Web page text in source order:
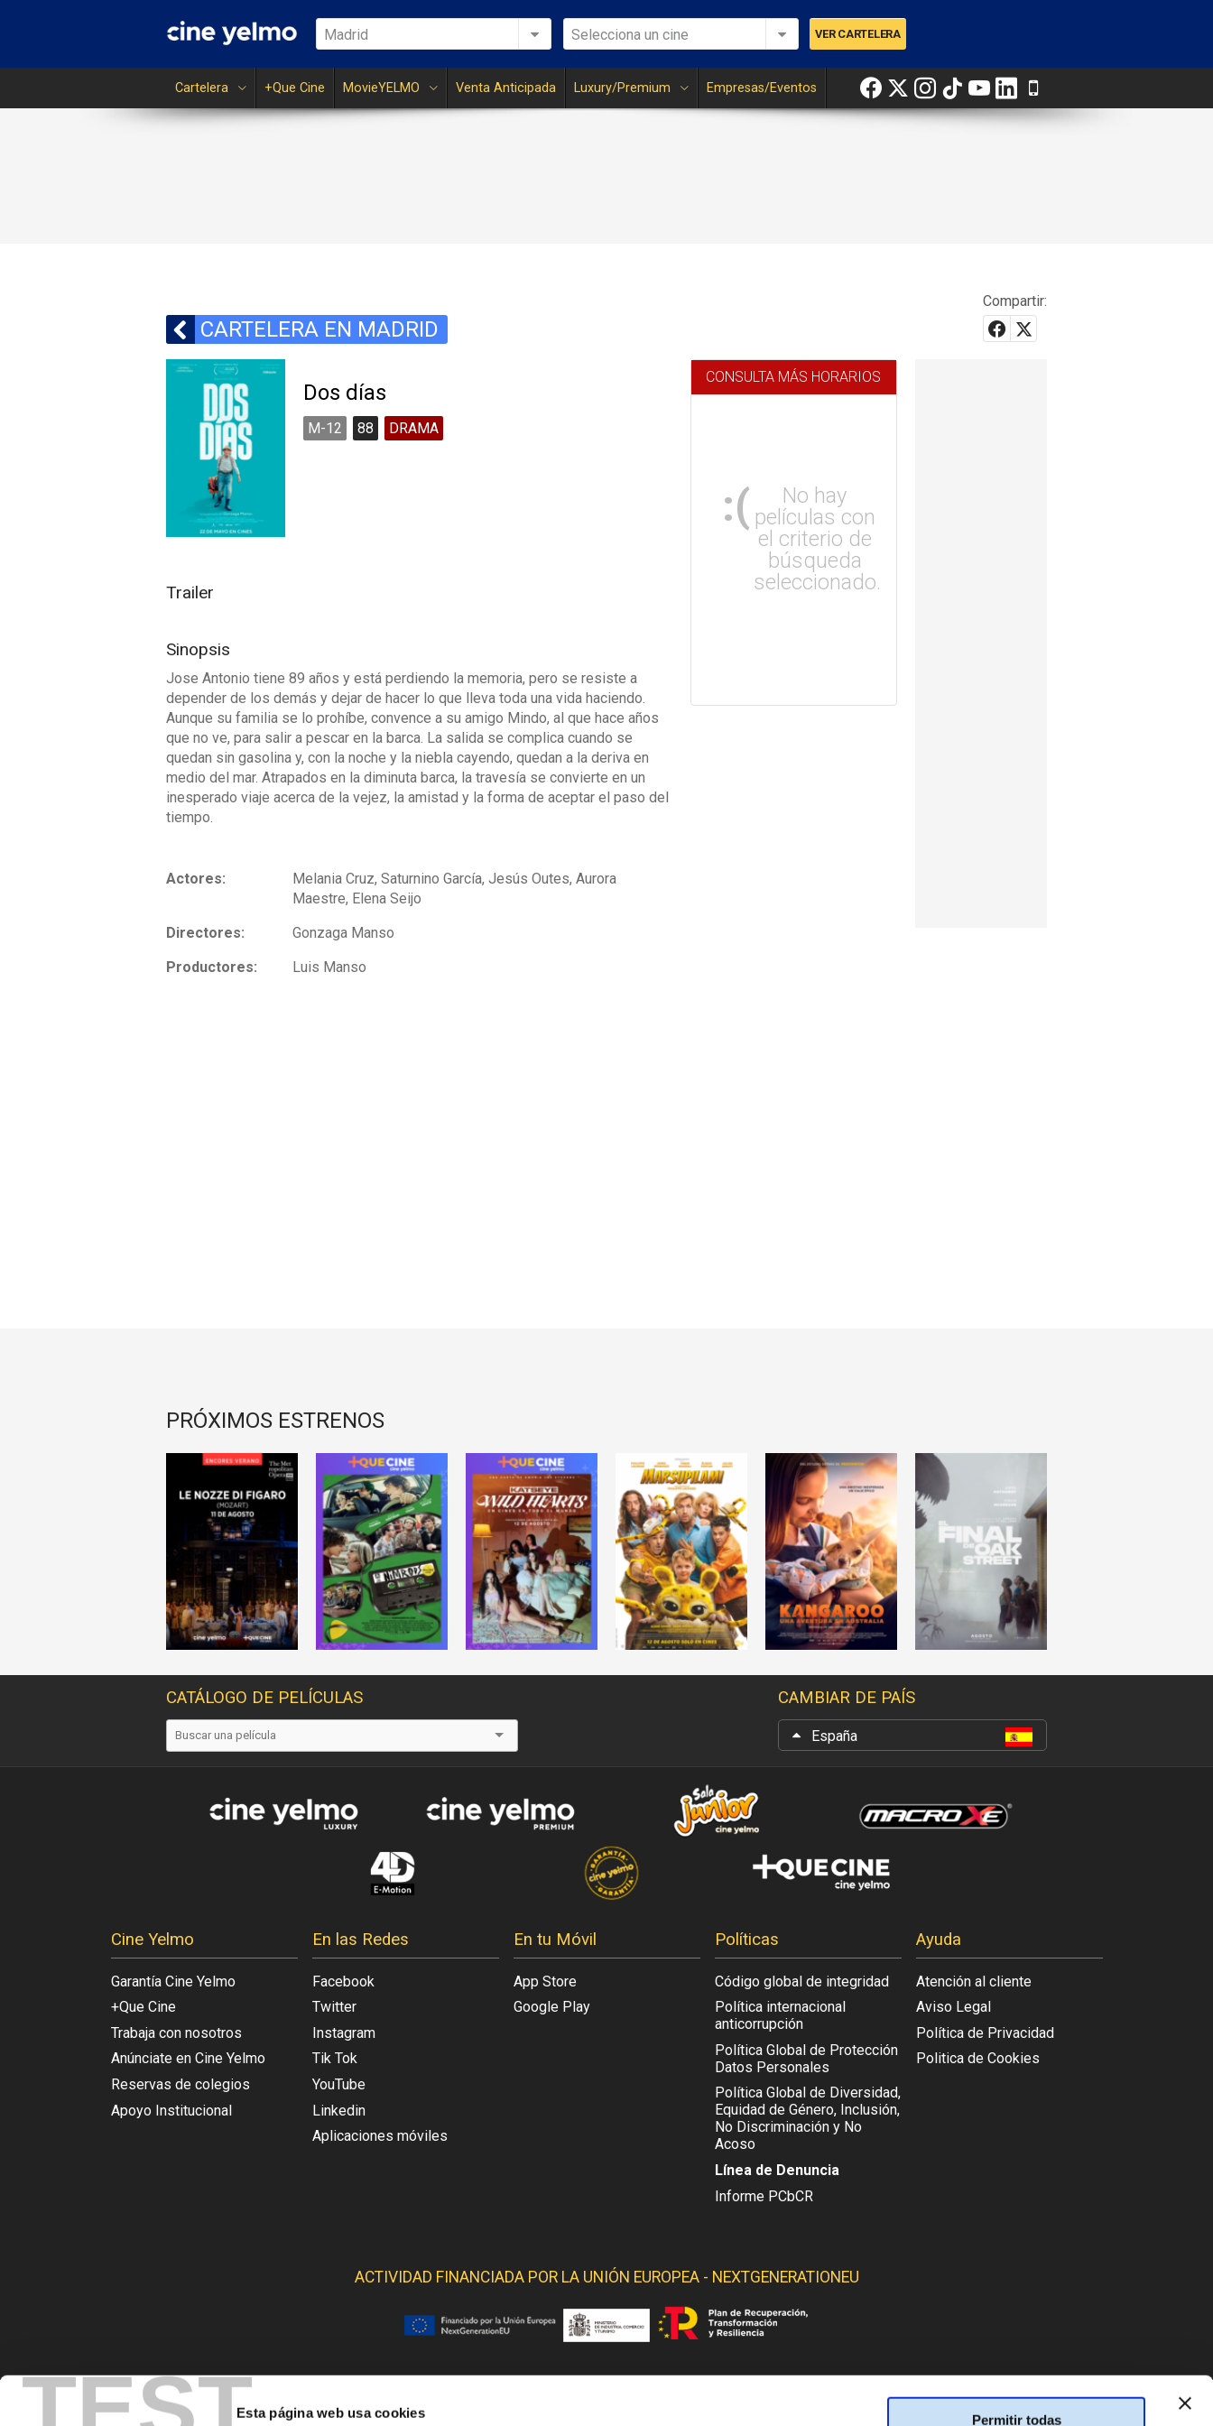
Esta página web usa cookies Permitir todas
Madrid Selecciona un cine
Cartelera +Que Cine MovieYELMO Venta Anticipada Luxury/Premium Empresas/Eventos
CARTELERA EN MADRID
Compartir:
Dos días
M-12 88 DRAMA
Trailer
Sinopsis
Jose Antonio tiene 89 años y está perdiendo la memoria, pero se resiste a
depender de los demás y dejar de hacer lo que lleva toda una vida haciendo.
Aunque su familia se lo prohíbe, convence a su amigo Mindo, al que hace años
que no ve, para salir a pescar en la barca. La salida se complica cuando se
quedan sin gasolina y, con la noche y la niebla cayendo, quedan a la deriva en
medio del mar. Atrapados en la diminuta barca, la travesía se convierte en un
inesperado viaje acerca de la vejez, la amistad y la forma de aceptar el paso del
tiempo.
Actores:
Melania Cruz, Saturnino García, Jesús Outes, Aurora
Maestre, Elena Seijo
Directores:
Gonzaga Manso
Productores:
Luis Manso
CONSULTA MÁS HORARIOS
:(
No hay
películas con
el criterio de
búsqueda
seleccionado.
PRÓXIMOS ESTRENOS
CATÁLOGO DE PELÍCULAS CAMBIAR DE PAÍS
España
Cine Yelmo
Garantía Cine Yelmo
+Que Cine
Trabaja con nosotros
Anúnciate en Cine Yelmo
Reservas de colegios
Apoyo Institucional
En las Redes
Facebook
Twitter
Instagram
Tik Tok
YouTube
Linkedin
Aplicaciones móviles
En tu Móvil
App Store
Google Play
Políticas
Código global de integridad
Política internacional
anticorrupción
Política Global de Protección
Datos Personales
Política Global de Diversidad,
Equidad de Género, Inclusión,
No Discriminación y No
Acoso
Línea de Denuncia
Informe PCbCR
Ayuda
Atención al cliente
Aviso Legal
Política de Privacidad
Politica de Cookies
ACTIVIDAD FINANCIADA POR LA UNIÓN EUROPEA - NEXTGENERATIONEU
CINE YELMO OBTIENE SOPORTE DE LOS SIGUIENTES ORGANISMOS: